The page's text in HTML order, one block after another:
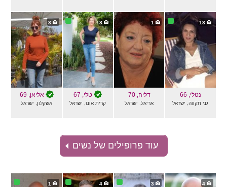
13
נטלי, 66
גני תקווה, ישראל
1
דליה, 70
אריאל, ישראל
8
טלי, 67
קרית אונו, ישראל
3
אליאן, 69
אשקלון, ישראל
עוד פרופילים של נשים
4
3
4
1